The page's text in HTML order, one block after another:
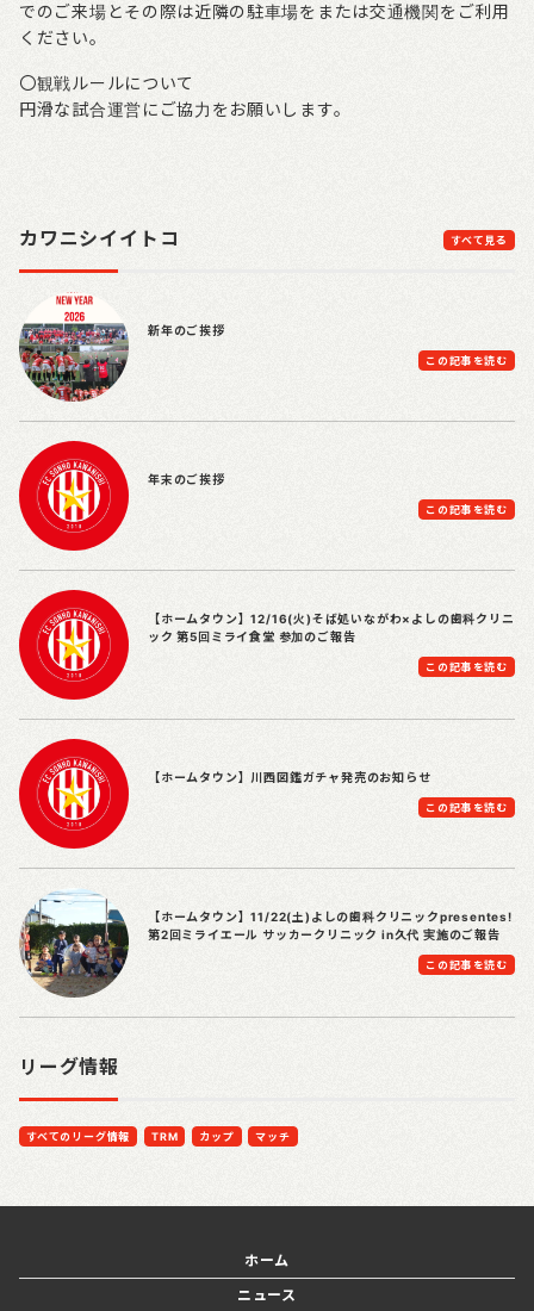
でのご来場とその際は近隣の駐車場をまたは交通機関をご利用
ください。
〇観戦ルールについて
円滑な試合運営にご協力をお願いします。
カワニシイイトコ すべて見る
新年のご挨拶
この記事を読む
年末のご挨拶
この記事を読む
【ホームタウン】12/16(火)そば処いながわ×よしの歯科クリニ
ック 第5回ミライ食堂 参加のご報告
この記事を読む
【ホームタウン】川西図鑑ガチャ発売のお知らせ
この記事を読む
【ホームタウン】11/22(土)よしの歯科クリニックpresentes!
第2回ミライエール サッカークリニック in久代 実施のご報告
この記事を読む
リーグ情報
すべてのリーグ情報 TRM カップ マッチ
ホーム
ニュース